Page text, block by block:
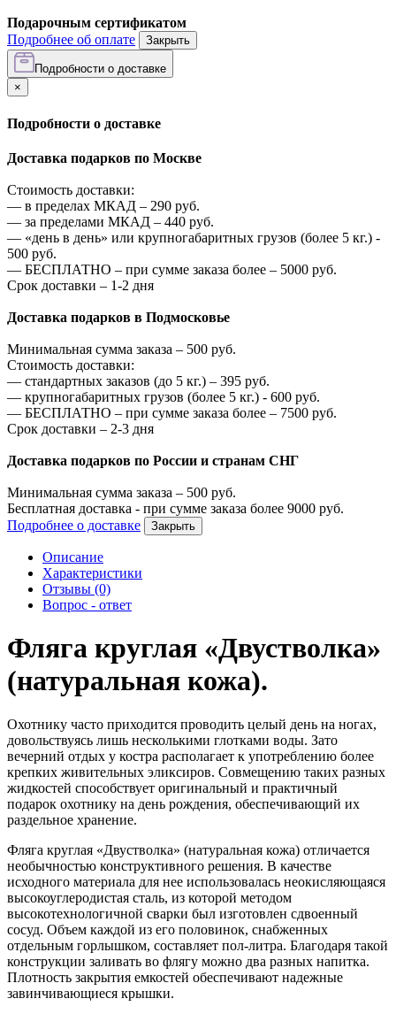
Подарочным сертификатом
Подробнее об оплате
Закрыть
Подробности о доставке
×
Подробности о доставке
Доставка подарков по Москве
Стоимость доставки:
— в пределах МКАД – 290 руб.
— за пределами МКАД – 440 руб.
— «день в день» или крупногабаритных грузов (более 5 кг.) -
500 руб.
— БЕСПЛАТНО – при сумме заказа более – 5000 руб.
Срок доставки – 1-2 дня
Доставка подарков в Подмосковье
Минимальная сумма заказа – 500 руб.
Стоимость доставки:
— стандартных заказов (до 5 кг.) – 395 руб.
— крупногабаритных грузов (более 5 кг.) - 600 руб.
— БЕСПЛАТНО – при сумме заказа более – 7500 руб.
Срок доставки – 2-3 дня
Доставка подарков по России и странам СНГ
Минимальная сумма заказа – 500 руб.
Бесплатная доставка - при сумме заказа более 9000 руб.
Подробнее о доставке
Закрыть
Описание
Характеристики
Отзывы (0)
Вопрос - ответ
Фляга круглая «Двустволка»
(натуральная кожа).
Охотнику часто приходится проводить целый день на ногах,
довольствуясь лишь несколькими глотками воды. Зато
вечерний отдых у костра располагает к употреблению более
крепких живительных эликсиров. Совмещению таких разных
жидкостей способствует оригинальный и практичный
подарок охотнику на день рождения, обеспечивающий их
раздельное хранение.
Фляга круглая «Двустволка» (натуральная кожа) отличается
необычностью конструктивного решения. В качестве
исходного материала для нее использовалась неокисляющаяся
высокоуглеродистая сталь, из которой методом
высокотехнологичной сварки был изготовлен сдвоенный
сосуд. Объем каждой из его половинок, снабженных
отдельным горлышком, составляет пол-литра. Благодаря такой
конструкции заливать во флягу можно два разных напитка.
Плотность закрытия емкостей обеспечивают надежные
завинчивающиеся крышки.